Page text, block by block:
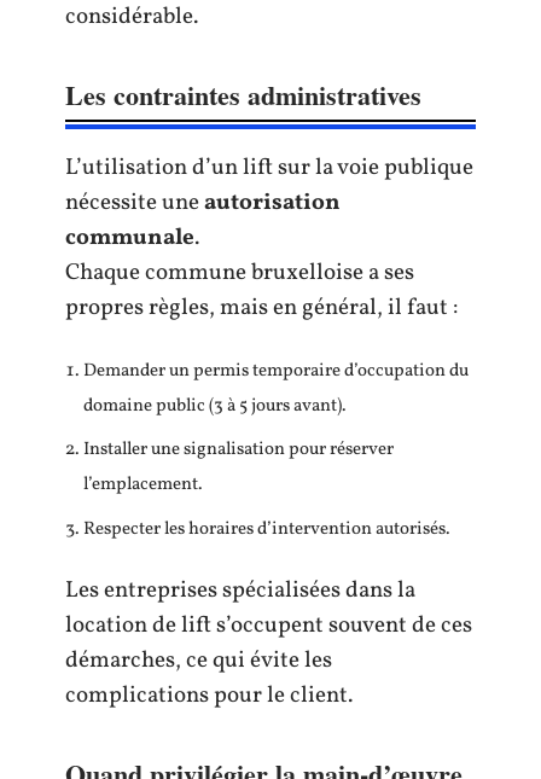
considérable.
Les contraintes administratives
L’utilisation d’un lift sur la voie publique
nécessite uneautorisation
communale.
Chaque commune bruxelloise a ses
propres règles, mais en général, il faut :
Demander un permis temporaire d’occupation du
domaine public (3 à 5 jours avant).
Installer une signalisation pour réserver
l’emplacement.
Respecter les horaires d’intervention autorisés.
Les entreprises spécialisées dans la
location de lift s’occupent souvent de ces
démarches, ce qui évite les
complications pour le client.